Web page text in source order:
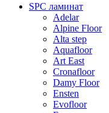
SPC ламинат
Adelar
Alpine Floor
Alta step
Aquafloor
Art East
Cronafloor
Damy Floor
Ensten
Evofloor